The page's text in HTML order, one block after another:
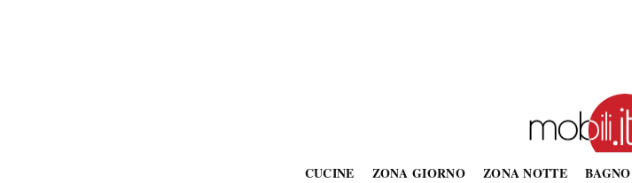
CUCINE ZONA GIORNO ZONA NOTTE BAGNO